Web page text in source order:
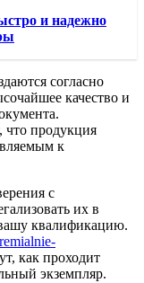
и надежно
согласно
качество и
что продукция
к
с
их в
квалификацию.
как проходит
экземпляр.